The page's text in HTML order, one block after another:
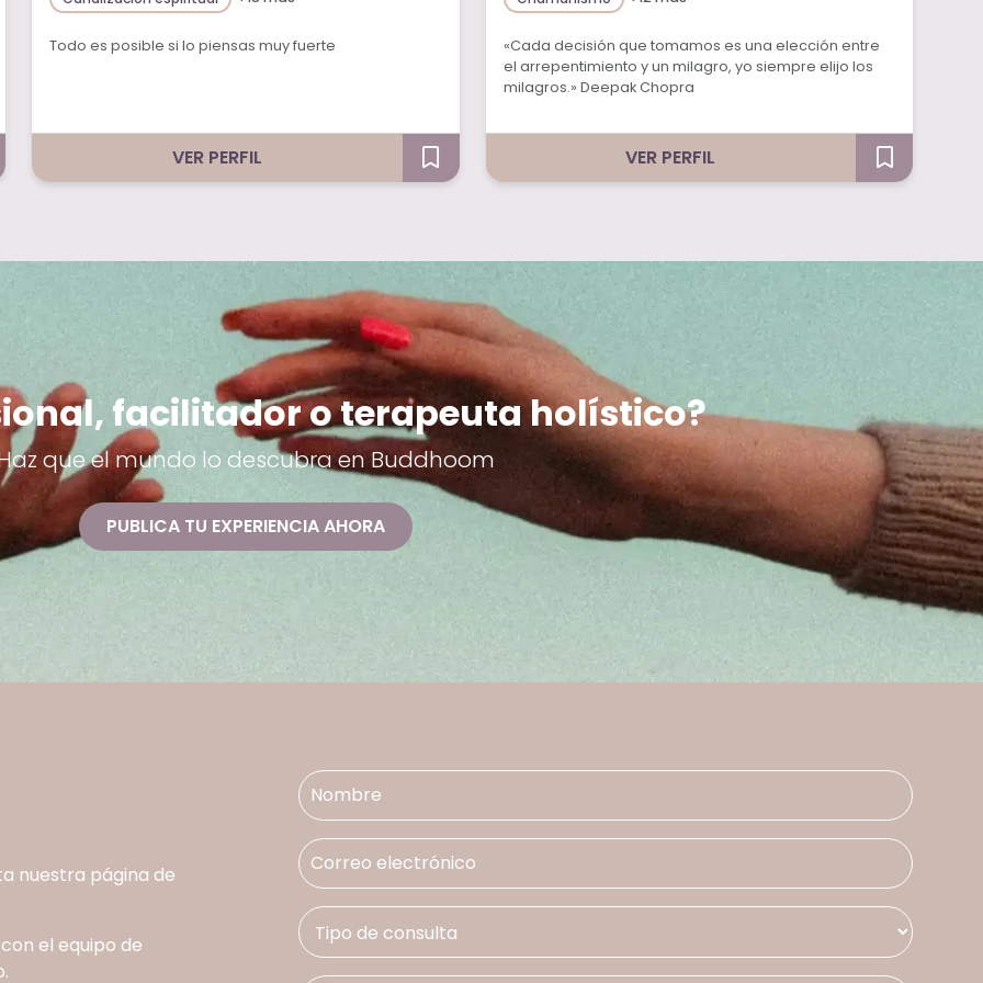
Todo es posible si lo piensas muy fuerte
VER PERFIL
«Cada decisión que tomamos es una elección entre
el arrepentimiento y un milagro, yo siempre elijo los
milagros.» Deepak Chopra
VER PERFIL
facilitador o terapeuta holístico?
que el mundo lo descubra en Buddhoom
PUBLICA TU EXPERIENCIA AHORA
nuestra página de
el equipo de